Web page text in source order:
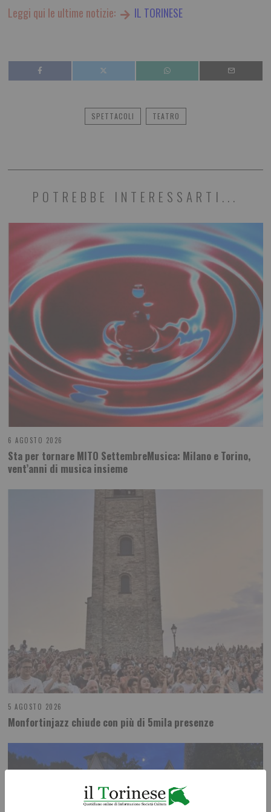
Leggi qui le ultime notizie: IL TORINESE
SPETTACOLI TEATRO
POTREBBE INTERESSARTI...
6 AGOSTO 2026
Sta per tornare MITO SettembreMusica: Milano e Torino,
vent’anni di musica insieme
5 AGOSTO 2026
Monfortinjazz chiude con più di 5mila presenze